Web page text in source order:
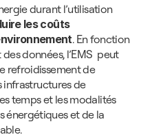
durant l’utilisation
les coûts
. En fonction
données, l’EMS  peut
refroidissement de
infrastructures de
temps et les modalités
énergétiques et de la